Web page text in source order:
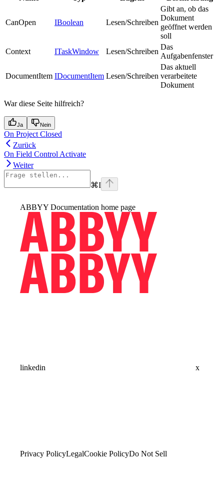
CanOpen IBoolean Lesen/Schreiben
Gibt an, ob das
Dokument
geöffnet werden
soll
Context
ITaskWindow Lesen/Schreiben
Das
Aufgabenfenster
DocumentItem IDocumentItem Lesen/Schreiben
Das aktuell
verarbeitete
Dokument
War diese Seite hilfreich?
Ja Nein
On Project Closed
Zurück
On Field Control Activate
Weiter
⌘I
ABBYY Documentation home page
linkedin x
Privacy PolicyLegalCookie PolicyDo Not Sell